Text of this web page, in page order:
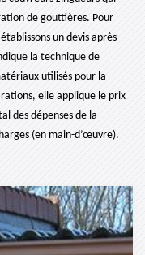
de gouttières. Pour
un devis après
la technique de
utilisés pour la
elle applique le prix
des dépenses de la
(en main-d’œuvre).